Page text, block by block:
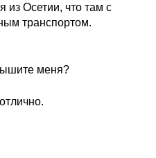
Осетии, что там с
транспортом.
меня?